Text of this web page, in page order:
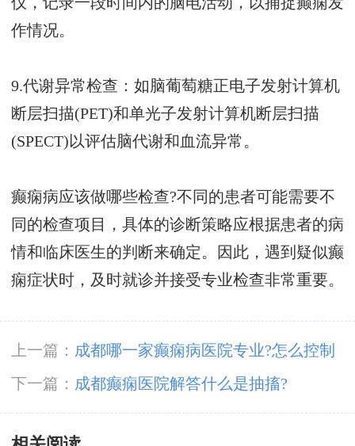
作情况。
9.代谢异常检查：如脑葡萄糖正电子发射计算机
断层扫描(PET)和单光子发射计算机断层扫描
(SPECT)以评估脑代谢和血流异常。
癫痫病应该做哪些检查?不同的患者可能需要不
同的检查项目，具体的诊断策略应根据患者的病
情和临床医生的判断来确定。因此，遇到疑似癫
痫症状时，及时就诊并接受专业检查非常重要。
上一篇： 成都哪一家癫痫病医院专业?怎么控制
癫痫抽搐
下一篇： 成都癫痫医院解答什么是抽搐?